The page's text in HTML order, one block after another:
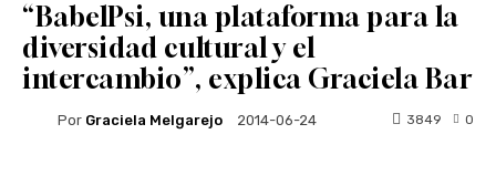
“BabelPsi, una plataforma para la
diversidad cultural y el
intercambio”, explica Graciela Bar
Por Graciela Melgarejo 2014-06-24 0
3849